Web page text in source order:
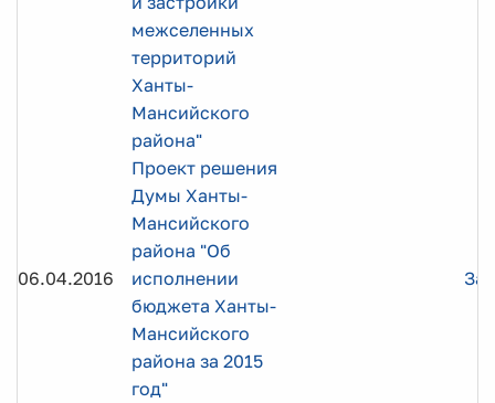
межселенных
территорий
Ханты-
Мансийского
района"
06.04.2016
Проект решения
Думы Ханты-
Мансийского
района "Об
исполнении
бюджета Ханты-
Мансийского
района за 2015
год"